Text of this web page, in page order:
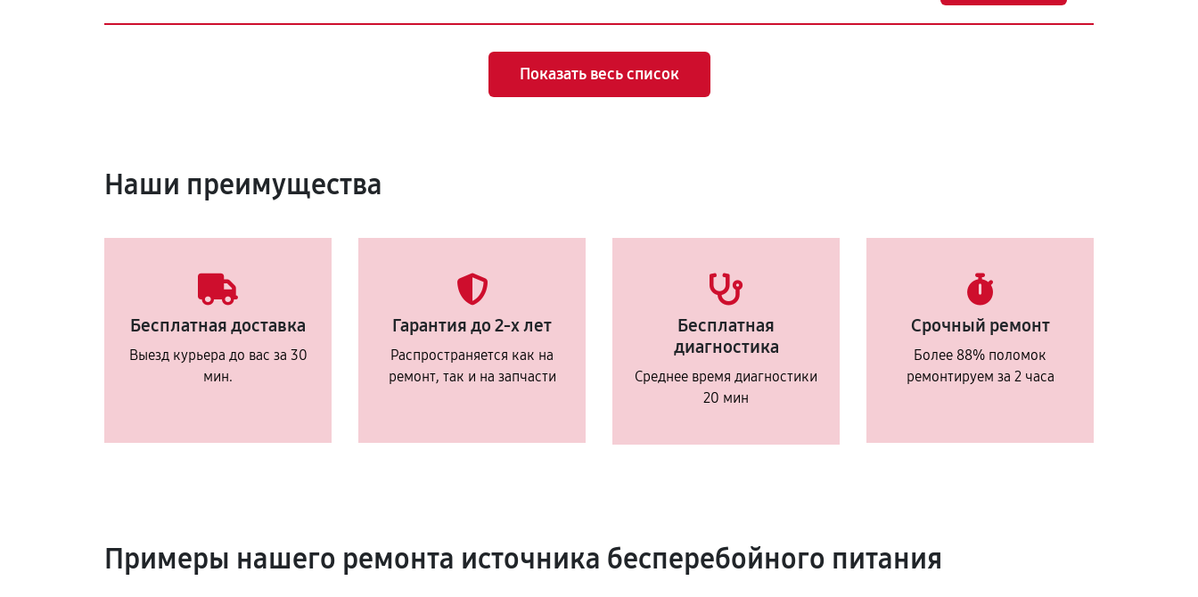
Показать весь список
Наши преимущества
Бесплатная доставка
Выезд курьера до вас за 30
мин.
Гарантия до 2-х лет
Распространяется как на
ремонт, так и на запчасти
Бесплатная
диагностика
Среднее время диагностики
20 мин
Срочный ремонт
Более 88% поломок
ремонтируем за 2 часа
Примеры нашего ремонта источника бесперебойного питания